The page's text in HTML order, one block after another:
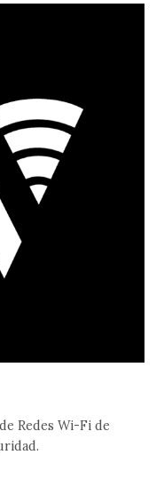
Redes Wi-Fi de